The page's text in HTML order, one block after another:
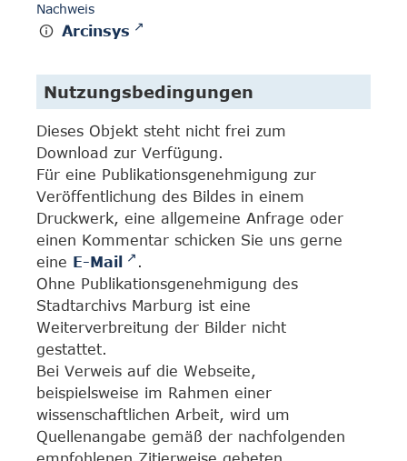
Nachweis
Arcinsys
Nutzungsbedingungen
Dieses Objekt steht nicht frei zum
Download zur Verfügung.
Für eine Publikationsgenehmigung zur
Veröffentlichung des Bildes in einem
Druckwerk, eine allgemeine Anfrage oder
einen Kommentar schicken Sie uns gerne
eine E-Mail
.
Ohne Publikationsgenehmigung des
Stadtarchivs Marburg ist eine
Weiterverbreitung der Bilder nicht
gestattet.
Bei Verweis auf die Webseite,
beispielsweise im Rahmen einer
wissenschaftlichen Arbeit, wird um
Quellenangabe gemäß der nachfolgenden